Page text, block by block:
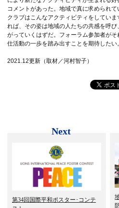
コメントがあった。地域で真に求められ
クラブはこんなアクティビティをしてい
れば、その姿は地域の人たちの共感を呼
がっていくはずだ。フォーラム参加者が
仕活動の一歩を踏み出すことを期待したい。
2021.12更新（取材／河村智子）
Next
第34回国際平和ポスター･コンテ